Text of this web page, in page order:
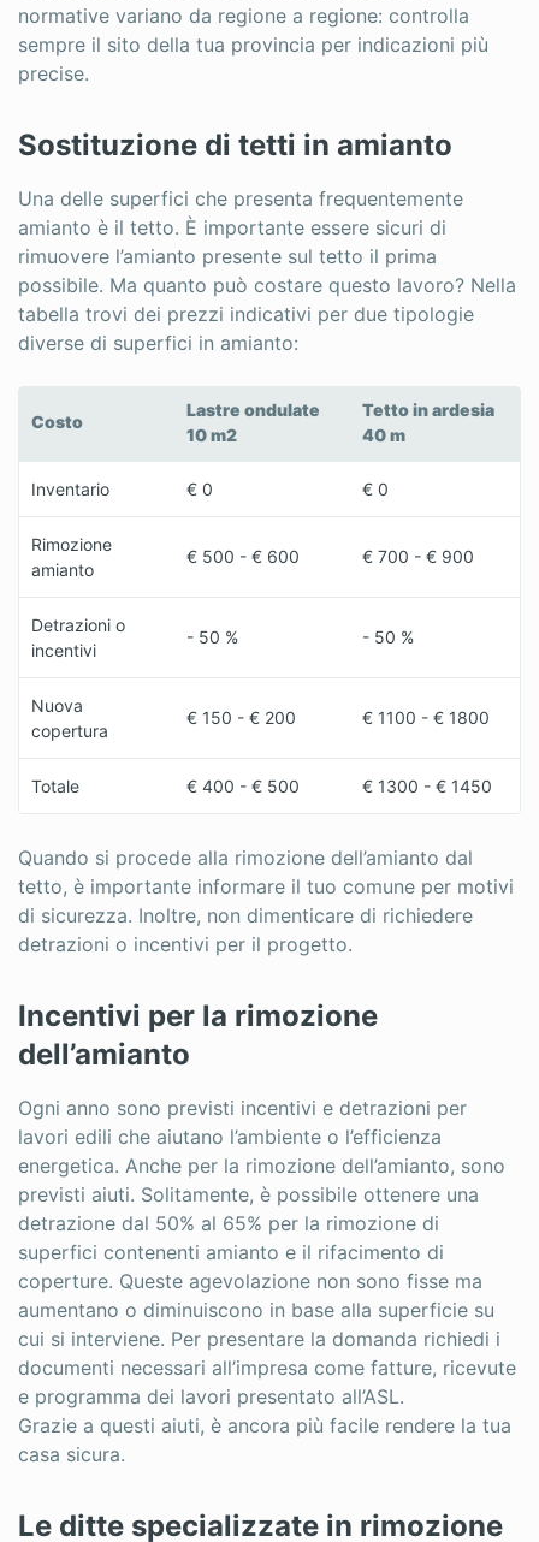
normative variano da regione a regione: controlla
sempre il sito della tua provincia per indicazioni più
precise.
Sostituzione di tetti in amianto
Una delle superfici che presenta frequentemente
amianto è il tetto. È importante essere sicuri di
rimuovere l’amianto presente sul tetto il prima
possibile. Ma quanto può costare questo lavoro? Nella
tabella trovi dei prezzi indicativi per due tipologie
diverse di superfici in amianto:
Costo
Lastre ondulate
10 m2
Tetto in ardesia
40 m
Inventario € 0 € 0
Rimozione
amianto
€ 500 - € 600 € 700 - € 900
Detrazioni o
incentivi
- 50 % - 50 %
Nuova
copertura
€ 150 - € 200 € 1100 - € 1800
Totale € 400 - € 500 € 1300 - € 1450
Quando si procede alla rimozione dell’amianto dal
tetto, è importante informare il tuo comune per motivi
di sicurezza. Inoltre, non dimenticare di richiedere
detrazioni o incentivi per il progetto.
Incentivi per la rimozione
dell’amianto
Ogni anno sono previsti incentivi e detrazioni per
lavori edili che aiutano l’ambiente o l’efficienza
energetica. Anche per la rimozione dell’amianto, sono
previsti aiuti. Solitamente, è possibile ottenere una
detrazione dal 50% al 65% per la rimozione di
superfici contenenti amianto e il rifacimento di
coperture. Queste agevolazione non sono fisse ma
aumentano o diminuiscono in base alla superficie su
cui si interviene. Per presentare la domanda richiedi i
documenti necessari all’impresa come fatture, ricevute
e programma dei lavori presentato all’ASL.
Grazie a questi aiuti, è ancora più facile rendere la tua
casa sicura.
Le ditte specializzate in rimozione